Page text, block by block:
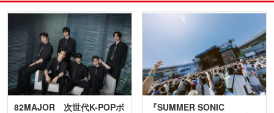
82MAJOR 次世代K-POPボ
『SUMMER SONIC